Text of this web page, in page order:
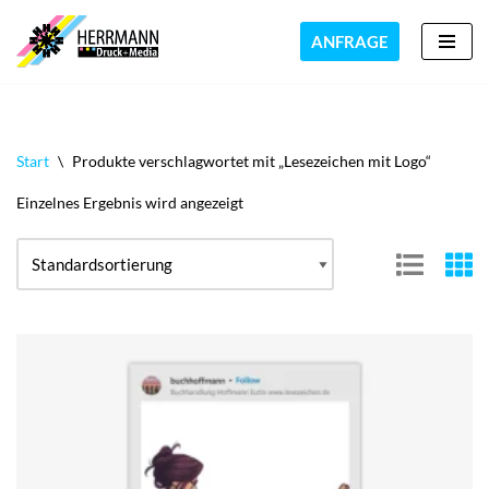
Zum
ANFRAGE
Start \ Produkte verschlagwortet mit „Lesezeichen mit Logo“
Einzelnes Ergebnis wird angezeigt